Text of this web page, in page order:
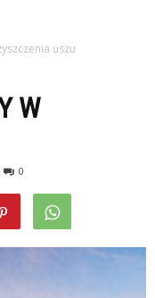
uszu
W
0